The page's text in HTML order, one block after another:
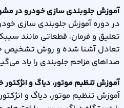
آموزش جلوبندی سازی خودرو در
در دوره آموزش جلوبندی سازی
تعلیق و فرمان، قطعاتی مانند
تعادل آشنا شده و روش تشخیص
صداهای مزاحم جلوبندی را یاد
آموزش تنظیم موتور، دیاگ و
آموزش تنظیم موتور، دیاگ و